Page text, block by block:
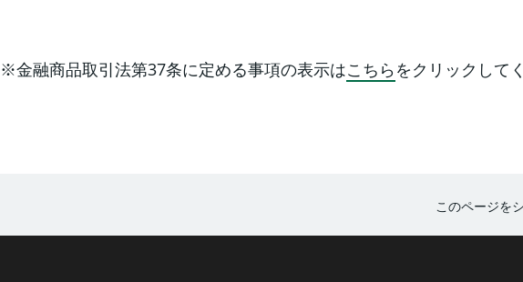
※金融商品取引法第37条に定める事項の表示はこちら をクリックして
このページを